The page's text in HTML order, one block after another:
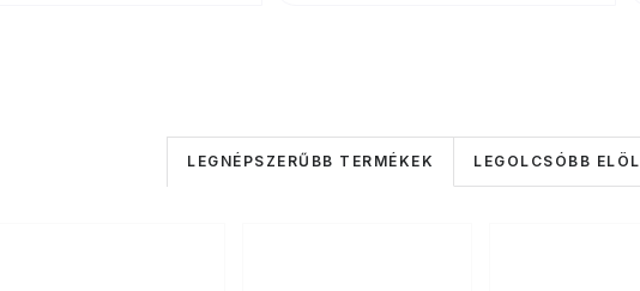
T
e
LEGNÉPSZERŰBB TERMÉKEK LEGOLCSÓBB ELÖL